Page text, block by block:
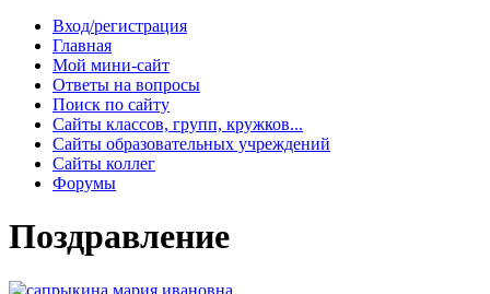
Вход/регистрация
Главная
Мой мини-сайт
Ответы на вопросы
Поиск по сайту
Сайты классов, групп, кружков...
Сайты образовательных учреждений
Сайты коллег
Форумы
Поздравление